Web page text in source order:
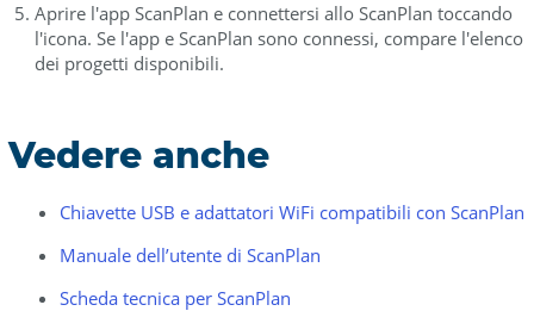
Aprire l'app ScanPlan e connettersi allo ScanPlan toccando
l'icona. Se l'app e ScanPlan sono connessi, compare l'elenco
dei progetti disponibili.
Vedere anche
Chiavette USB e adattatori WiFi compatibili con ScanPlan
Manuale dell’utente di ScanPlan
Scheda tecnica per ScanPlan